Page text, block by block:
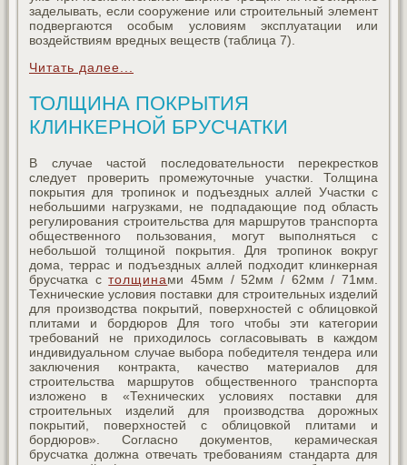
заделывать, если сооружение или строительный элемент
подвергаются особым условиям эксплуатации или
воздействиям вредных веществ (таблица 7).
Читать далее...
ТОЛЩИНА ПОКРЫТИЯ
КЛИНКЕРНОЙ БРУСЧАТКИ
В случае частой последовательности перекрестков
следует проверить промежуточные участки. Толщина
покрытия для тропинок и подъездных аллей Участки с
небольшими нагрузками, не подпадающие под область
регулирования строительства для маршрутов транспорта
общественного пользования, могут выполняться с
небольшой толщиной покрытия. Для тропинок вокруг
дома, террас и подъездных аллей подходит клинкерная
брусчатка столщинами 45мм / 52мм / 62мм / 71мм.
Технические условия поставки для строительных изделий
для производства покрытий, поверхностей с облицовкой
плитами и бордюров Для того чтобы эти категории
требований не приходилось согласовывать в каждом
индивидуальном случае выбора победителя тендера или
заключения контракта, качество материалов для
строительства маршрутов общественного транспорта
изложено в «Технических условиях поставки для
строительных изделий для производства дорожных
покрытий, поверхностей с облицовкой плитами и
бордюров». Согласно документов, керамическая
брусчатка должна отвечать требованиям стандарта для